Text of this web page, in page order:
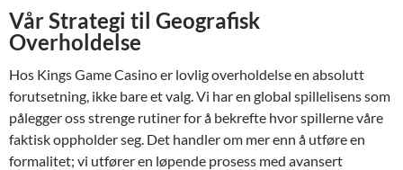
Vår Strategi til Geografisk
Overholdelse
Hos Kings Game Casino er lovlig overholdelse en absolutt
forutsetning, ikke bare et valg. Vi har en global spillelisens som
pålegger oss strenge rutiner for å bekrefte hvor spillerne våre
faktisk oppholder seg. Det handler om mer enn å utføre en
formalitet; vi utfører en løpende prosess med avansert